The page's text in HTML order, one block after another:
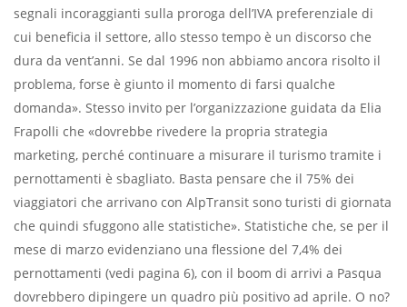
segnali incoraggianti sulla proroga dell’IVA preferenziale di
cui beneficia il settore, allo stesso tempo è un discorso che
dura da vent’anni. Se dal 1996 non abbiamo ancora risolto il
problema, forse è giunto il momento di farsi qualche
domanda». Stesso invito per l’organizzazione guidata da Elia
Frapolli che «dovrebbe rivedere la propria strategia
marketing, perché continuare a misurare il turismo tramite i
pernottamenti è sbagliato. Basta pensare che il 75% dei
viaggiatori che arrivano con AlpTransit sono turisti di giornata
che quindi sfuggono alle statistiche». Statistiche che, se per il
mese di marzo evidenziano una flessione del 7,4% dei
pernottamenti (vedi pagina 6), con il boom di arrivi a Pasqua
dovrebbero dipingere un quadro più positivo ad aprile. O no?